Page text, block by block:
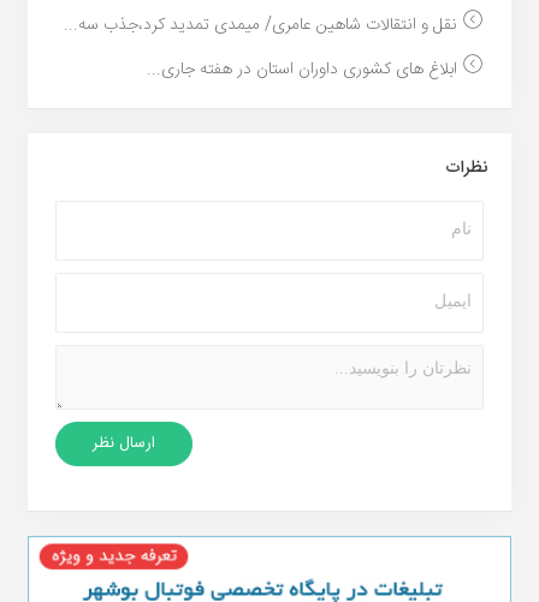
نقل و انتقالات شاهین عامری/ میمدی تمدید کرد،جذب سه...
ابلاغ های کشوری داوران استان در هفته جاری...
نظرات